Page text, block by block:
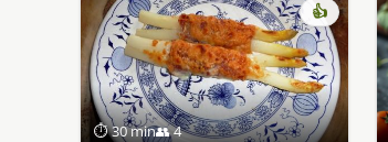
⏱ 30 min👥 4
👍